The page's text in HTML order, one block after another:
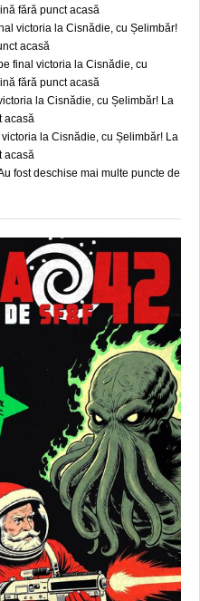
fără punct acasă
victoria la Cisnădie, cu Șelimbăr!
acasă
final victoria la Cisnădie, cu
fără punct acasă
la Cisnădie, cu Șelimbăr! La
acasă
la Cisnădie, cu Șelimbăr! La
acasă
fost deschise mai multe puncte de